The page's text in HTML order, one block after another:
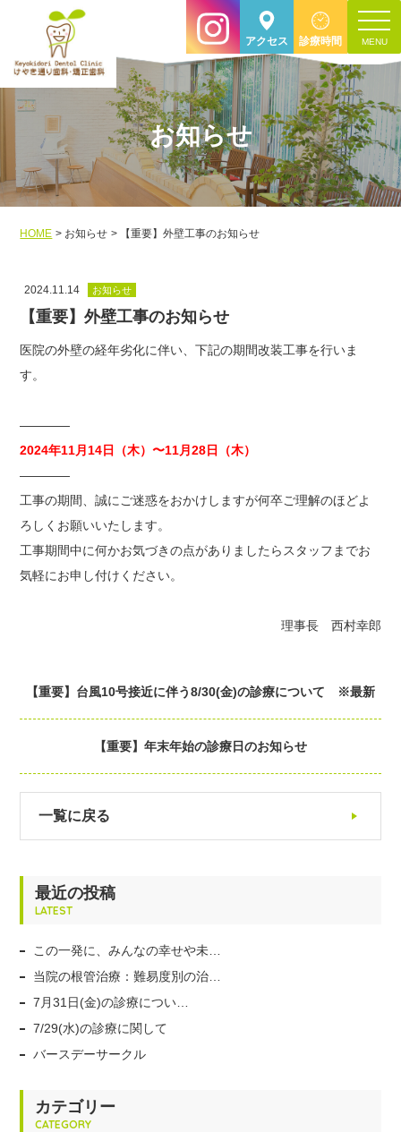
アクセス 診療時間
toggle
お知らせ
HOME お知らせ 【重要】外壁工事のお知らせ
2024.11.14 お知らせ
【重要】外壁工事のお知らせ
医院の外壁の経年劣化に伴い、下記の期間改装工事を行いま
す。
————
2024年11月14日（木）〜11月28日（木）
————
工事の期間、誠にご迷惑をおかけしますが何卒ご理解のほどよ
ろしくお願いいたします。
工事期間中に何かお気づきの点がありましたらスタッフまでお
気軽にお申し付けください。
理事長 西村幸郎
【重要】台風10号接近に伴う8/30(金)の診療について ※最新
【重要】年末年始の診療日のお知らせ
一覧に戻る
最近の投稿
LATEST
この一発に、みんなの幸せや未…
当院の根管治療：難易度別の治…
7月31日(金)の診療につい…
7/29(水)の診療に関して
バースデーサークル
カテゴリー
CATEGORY